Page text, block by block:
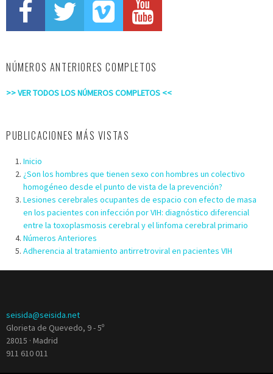
NÚMEROS ANTERIORES COMPLETOS
>> VER TODOS LOS NÚMEROS COMPLETOS <<
PUBLICACIONES MÁS VISTAS
Inicio
¿Son los hombres que tienen sexo con hombres un colectivo
homogéneo desde el punto de vista de la prevención?
Lesiones cerebrales ocupantes de espacio con efecto de masa
en los pacientes con infección por VIH: diagnóstico diferencial
entre la toxoplasmosis cerebral y el linfoma cerebral primario
Números Anteriores
Adherencia al tratamiento antirretroviral en pacientes VIH
seisida@seisida.net
Glorieta de Quevedo, 9 - 5º
28015 · Madrid
911 610 011